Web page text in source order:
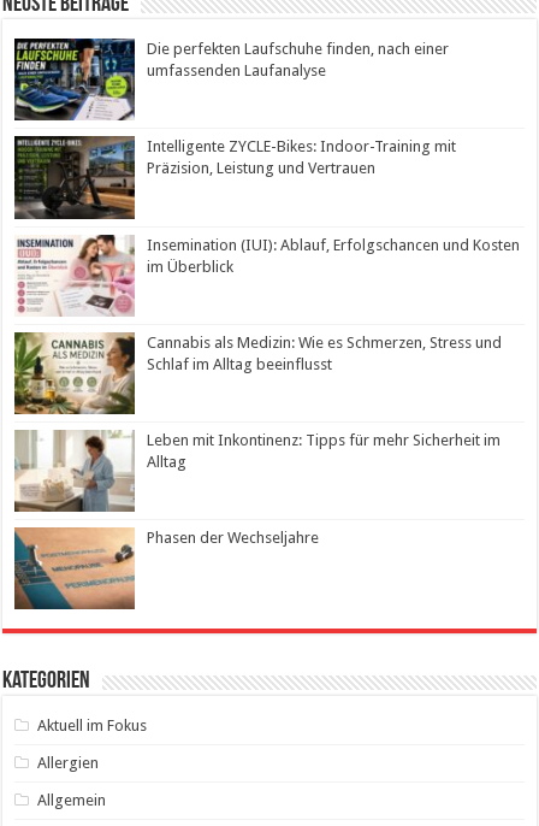
Neuste Beiträge
Die perfekten Laufschuhe finden, nach einer
umfassenden Laufanalyse
Intelligente ZYCLE-Bikes: Indoor-Training mit
Präzision, Leistung und Vertrauen
Insemination (IUI): Ablauf, Erfolgschancen und Kosten
im Überblick
Cannabis als Medizin: Wie es Schmerzen, Stress und
Schlaf im Alltag beeinflusst
Leben mit Inkontinenz: Tipps für mehr Sicherheit im
Alltag
Phasen der Wechseljahre
Kategorien
Aktuell im Fokus
Allergien
Allgemein